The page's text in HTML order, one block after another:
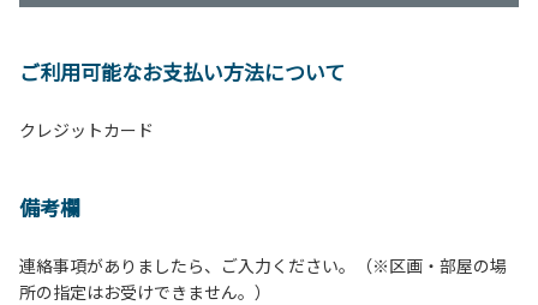
ご利用可能なお支払い方法について
クレジットカード
備考欄
連絡事項がありましたら、ご入力ください。（※区画・部屋の場
所の指定はお受けできません。）